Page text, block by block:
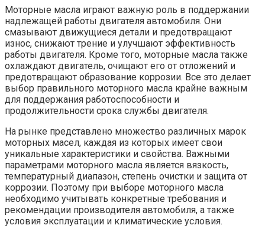
Моторные масла играют важную роль в поддержании
надлежащей работы двигателя автомобиля. Они
смазывают движущиеся детали и предотвращают
износ, снижают трение и улучшают эффективность
работы двигателя. Кроме того, моторные масла также
охлаждают двигатель, очищают его от отложений и
предотвращают образование коррозии. Все это делает
выбор правильного моторного масла крайне важным
для поддержания работоспособности и
продолжительности срока службы двигателя.
На рынке представлено множество различных марок
моторных масел, каждая из которых имеет свои
уникальные характеристики и свойства. Важными
параметрами моторного масла является вязкость,
температурный диапазон, степень очистки и защита от
коррозии. Поэтому при выборе моторного масла
необходимо учитывать конкретные требования и
рекомендации производителя автомобиля, а также
условия эксплуатации и климатические условия.